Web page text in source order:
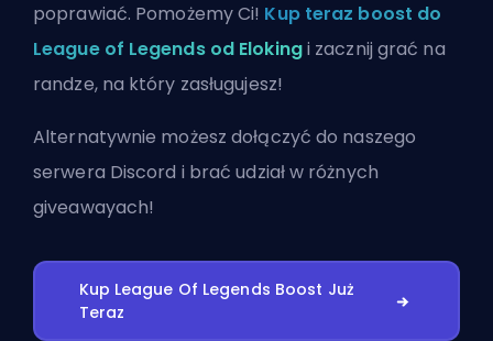
poprawiać. Pomożemy Ci! Kup teraz boost do
League of Legends od Elokingi zacznij grać na
randze, na który zasługujesz!
Alternatywnie możeszdołączyć do naszego
serwera Discord i brać udział w różnych
giveawayach!
Kup League Of Legends Boost Już
Teraz